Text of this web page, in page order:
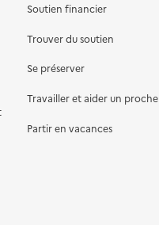
Soutien financier
Trouver du soutien
Se préserver
Travailler et aider un proche
Partir en vacances